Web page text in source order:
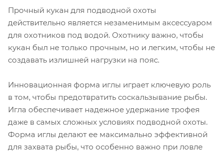
Прочный кукан для подводной охоты
действительно является незаменимым аксессуаром
для охотников под водой. Охотнику важно, чтобы
кукан был не только прочным, но и легким, чтобы не
создавать излишней нагрузки на пояс.
Инновационная форма иглы играет ключевую роль
в том, чтобы предотвратить соскальзывание рыбы.
Игла обеспечивает надежное удержание трофея
даже в самых сложных условиях подводной охоты.
Форма иглы делают ее максимально эффективной
для захвата рыбы, что особенно важно при ловле